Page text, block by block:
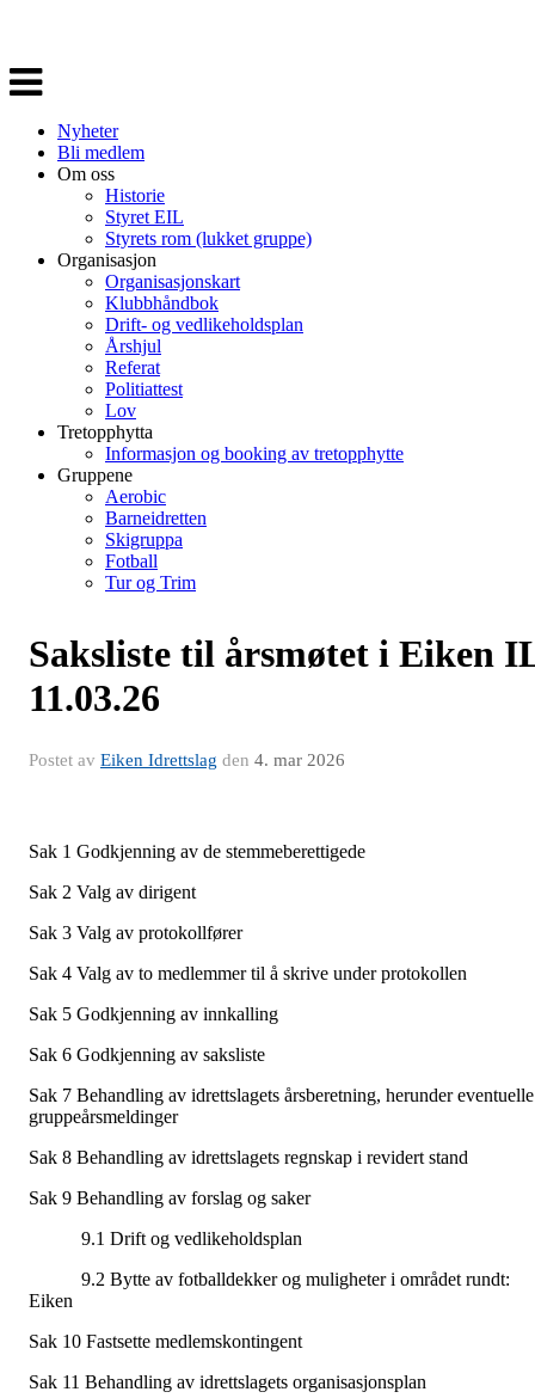
Veksle
navigasjon
Nyheter
Bli medlem
Om oss
Historie
Styret EIL
Styrets rom (lukket gruppe)
Organisasjon
Organisasjonskart
Klubbhåndbok
Drift- og vedlikeholdsplan
Årshjul
Referat
Politiattest
Lov
Tretopphytta
Informasjon og booking av tretopphytte
Gruppene
Aerobic
Barneidretten
Skigruppa
Fotball
Tur og Trim
Saksliste til årsmøtet i Eiken
11.03.26
Postet av Eiken Idrettslag den 4. mar 2026
Sak 1 Godkjenning av de stemmeberettigede
Sak 2 Valg av dirigent
Sak 3 Valg av protokollfører
Sak 4 Valg av to medlemmer til å skrive under protokollen
Sak 5 Godkjenning av innkalling
Sak 6 Godkjenning av saksliste
Sak 7 Behandling av idrettslagets årsberetning, herunder eventuelle
gruppeårsmeldinger
Sak 8 Behandling av idrettslagets regnskap i revidert stand
Sak 9 Behandling av forslag og saker
9.1 Drift og vedlikeholdsplan
9.2 Bytte av fotballdekker og muligheter i området rundt:
Eiken
Sak 10 Fastsette medlemskontingent
Sak 11 Behandling av idrettslagets organisasjonsplan